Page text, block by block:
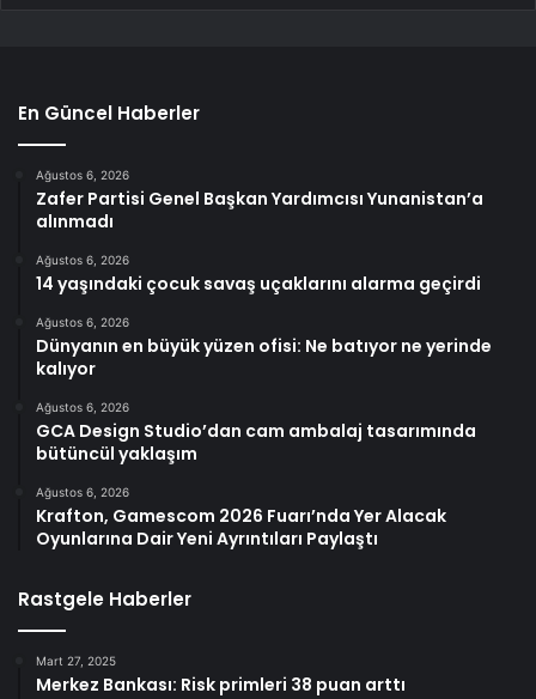
En Güncel Haberler
Ağustos 6, 2026
Zafer Partisi Genel Başkan Yardımcısı Yunanistan’a
alınmadı
Ağustos 6, 2026
14 yaşındaki çocuk savaş uçaklarını alarma geçirdi
Ağustos 6, 2026
Dünyanın en büyük yüzen ofisi: Ne batıyor ne yerinde
kalıyor
Ağustos 6, 2026
GCA Design Studio’dan cam ambalaj tasarımında
bütüncül yaklaşım
Ağustos 6, 2026
Krafton, Gamescom 2026 Fuarı’nda Yer Alacak
Oyunlarına Dair Yeni Ayrıntıları Paylaştı
Rastgele Haberler
Mart 27, 2025
Merkez Bankası: Risk primleri 38 puan arttı